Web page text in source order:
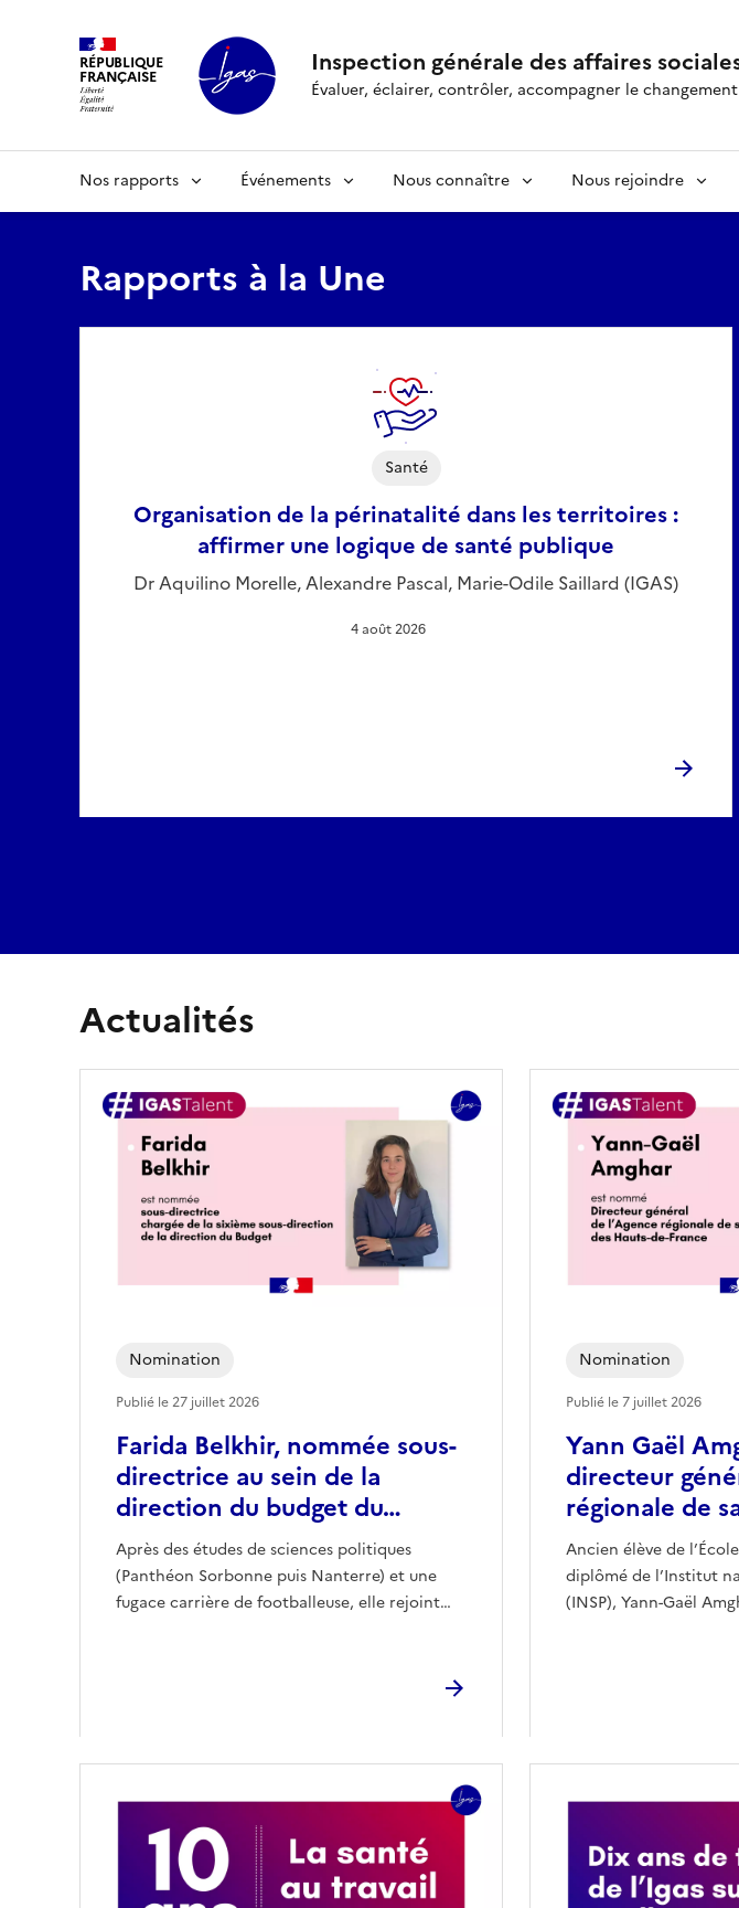
RÉPUBLIQUE
FRANÇAISE Inspection générale des affaires
Évaluer, éclairer, contrôler, accompagner le changement
Nos rapports Événements Nous connaître Nous rejoindre
Rapports à la Une
Organisation de la périnatalité dans les territoires :
affirmer une logique de santé publique
Dr Aquilino Morelle, Alexandre Pascal, Marie-Odile Saillard (IGAS)
4 août 2026
Santé
Actualités
Farida Belkhir, nommée sous-
directrice au sein de la
direction du budget du…
Après des études de sciences politiques
(Panthéon Sorbonne puis Nanterre) et une
fugace carrière de footballeuse, elle rejoint…
Nomination
Publié le27 juillet 2026
Yann Gaël
directeur
régionale de
Ancien élève de
diplômé de l’Institut
(INSP), Yann-Gaël
Nomination
Publié le7 juillet 2026